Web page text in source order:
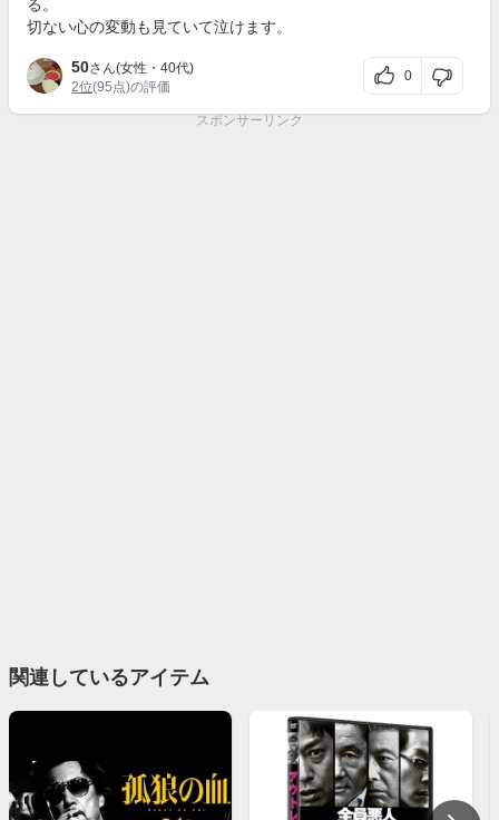
る。
切ない心の変動も見ていて泣けます。
50さん(女性・40代)
2位(95点)の評価
0
スポンサーリンク
関連しているアイテム